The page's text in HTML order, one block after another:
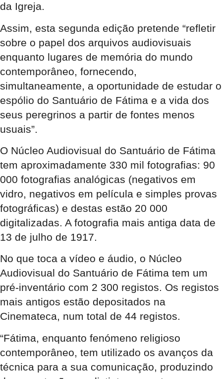
da Igreja.
Assim, esta segunda edição pretende “refletir
sobre o papel dos arquivos audiovisuais
enquanto lugares de memória do mundo
contemporâneo, fornecendo,
simultaneamente, a oportunidade de estudar o
espólio do Santuário de Fátima e a vida dos
seus peregrinos a partir de fontes menos
usuais”.
O Núcleo Audiovisual do Santuário de Fátima
tem aproximadamente 330 mil fotografias: 90
000 fotografias analógicas (negativos em
vidro, negativos em película e simples provas
fotográficas) e destas estão 20 000
digitalizadas. A fotografia mais antiga data de
13 de julho de 1917.
No que toca a vídeo e áudio, o Núcleo
Audiovisual do Santuário de Fátima tem um
pré-inventário com 2 300 registos. Os registos
mais antigos estão depositados na
Cinemateca, num total de 44 registos.
“Fátima, enquanto fenómeno religioso
contemporâneo, tem utilizado os avanços da
técnica para a sua comunicação, produzindo